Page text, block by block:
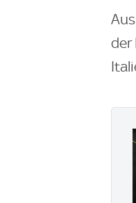
der